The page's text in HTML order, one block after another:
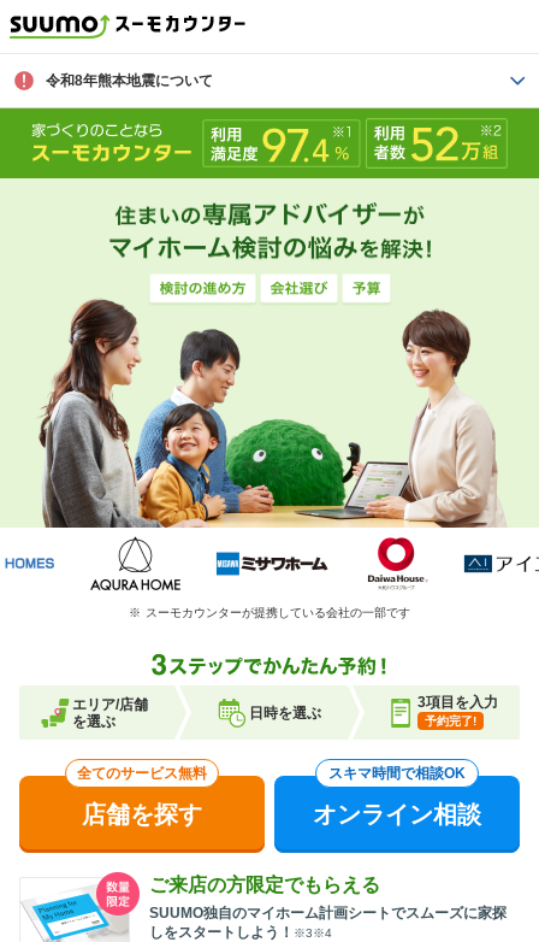
令和8年熊本地震について
2026年7月28日(火)に発生した『令和8年熊本地震』により、被災され
た皆様に心よりお見舞い申し上げます。
被害に遭われた方々へは、謹んでお見舞い申し上げますとともに、一
日も早い復旧を心よりお祈り申し上げます。
地震の影響により、当該地域の会社や物件に被害が発生している場
合、お問い合わせや予約・来場等の対応ができない可能性がございま
何卒ご了承のほどお願い申し上げます。
※ スーモカウンターが提携している会社の一部です
エリア/店舗
を選ぶ
日時を選ぶ
3項目を入力
予約完了!
全てのサービス無料
店舗を探す
スキマ時間で相談OK
オンライン相談
ご来店の方限定でもらえる
SUUMO独自のマイホーム計画シートでスムーズに家探
しをスタートしよう！ ※3※4